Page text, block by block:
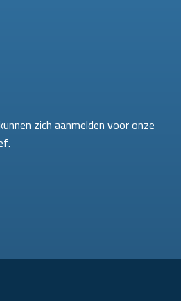
zich aanmelden voor onze